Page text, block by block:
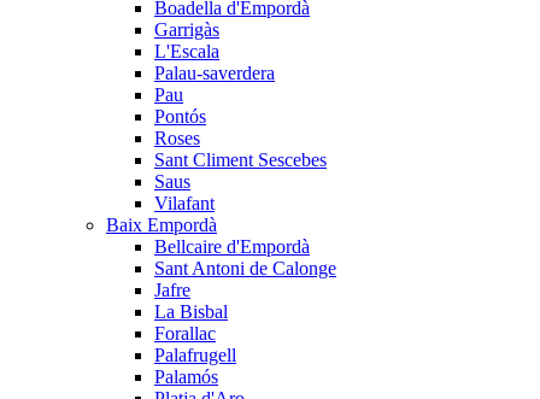
Boadella d'Empordà
Garrigàs
L'Escala
Palau-saverdera
Pau
Pontós
Roses
Sant Climent Sescebes
Saus
Vilafant
Baix Empordà
Bellcaire d'Empordà
Sant Antoni de Calonge
Jafre
La Bisbal
Forallac
Palafrugell
Palamós